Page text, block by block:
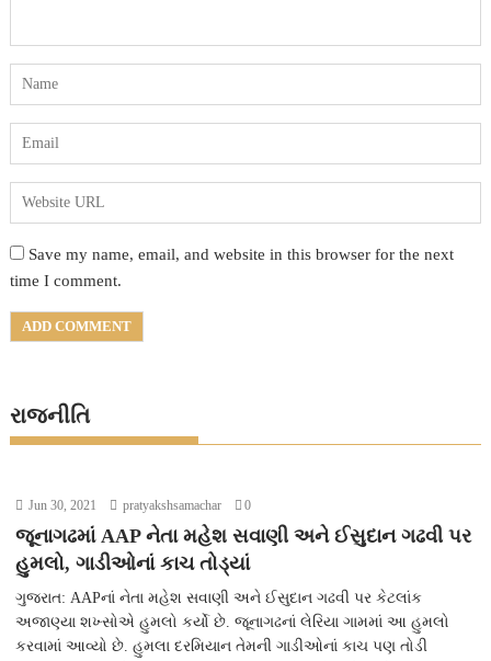
Save my name, email, and website in this browser for the next
time I comment.
રાજનીતિ
Jun 30, 2021 pratyakshsamachar 0
જૂનાગઢમાં AAP નેતા મહેશ સવાણી અને ઈસુદાન ગઢવી પર
હુમલો, ગાડીઓનાં કાચ તોડ્યાં
ગુજરાત: AAPનાં નેતા મહેશ સવાણી અને ઈસુદાન ગઢવી પર કેટલાંક
અજાણ્યા શખ્સોએ હુમલો કર્યો છે. જૂનાગઢનાં લેરિયા ગામમાં આ હુમલો
કરવામાં આવ્યો છે. હુમલા દરમિયાન તેમની ગાડીઓનાં કાચ પણ તોડી